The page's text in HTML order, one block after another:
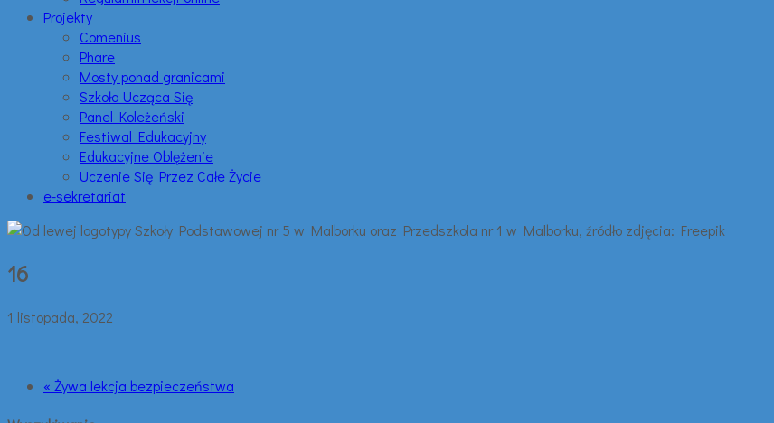
Projekty
Comenius
Phare
Mosty ponad granicami
Szkoła Ucząca Się
Panel Koleżeński
Festiwal Edukacyjny
Edukacyjne Oblężenie
Uczenie Się Przez Całe Życie
e-sekretariat
16
1 listopada, 2022
« Żywa lekcja bezpieczeństwa